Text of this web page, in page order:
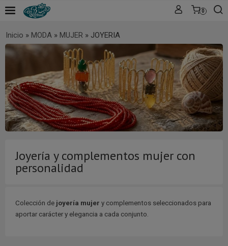
0
Inicio » MODA » MUJER » JOYERIA
Joyería y complementos mujer con
personalidad
Colección de joyería mujer y complementos seleccionados para
aportar carácter y elegancia a cada conjunto.